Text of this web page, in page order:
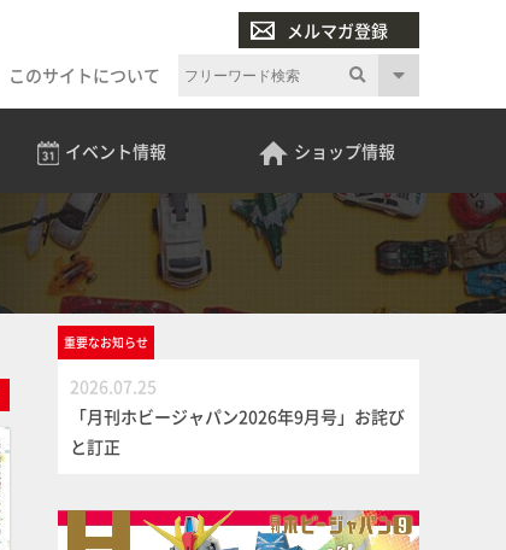
メルマガ登録
このサイトについて
イベント情報 ショップ情報
重要なお知らせ
2026.07.25
「月刊ホビージャパン2026年9月号」お詫び
と訂正